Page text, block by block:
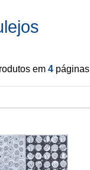
em 4 páginas